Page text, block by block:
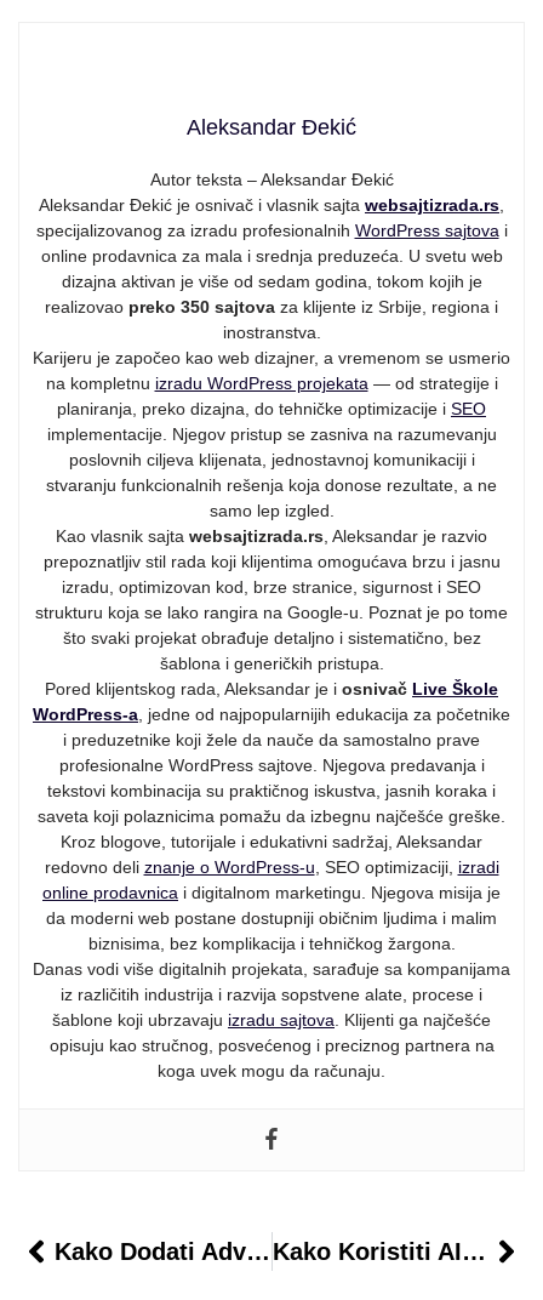
Aleksandar Đekić
Autor teksta – Aleksandar Đekić
Aleksandar Đekić je osnivač i vlasnik sajta websajtizrada.rs
specijalizovanog za izradu profesionalnih WordPress sajtova i
online prodavnica za mala i srednja preduzeća. U svetu web
dizajna aktivan je više od sedam godina, tokom kojih je
realizovao preko 350 sajtova za klijente iz Srbije, regiona i
inostranstva.
Karijeru je započeo kao web dizajner, a vremenom se usmerio
na kompletnu izradu WordPress projekata — od strategije i
planiranja, preko dizajna, do tehničke optimizacije i SEO
implementacije. Njegov pristup se zasniva na razumevanju
poslovnih ciljeva klijenata, jednostavnoj komunikaciji i
stvaranju funkcionalnih rešenja koja donose rezultate, a ne
samo lep izgled.
Kao vlasnik sajta websajtizrada.rs , Aleksandar je razvio
prepoznatljiv stil rada koji klijentima omogućava brzu i jasnu
izradu, optimizovan kod, brze stranice, sigurnost i SEO
strukturu koja se lako rangira na Google-u. Poznat je po tome
što svaki projekat obrađuje detaljno i sistematično, bez
šablona i generičkih pristupa.
Pored klijentskog rada, Aleksandar je i osnivač Live Škole
WordPress-a , jedne od najpopularnijih edukacija za početnike
i preduzetnike koji žele da nauče da samostalno prave
profesionalne WordPress sajtove. Njegova predavanja i
tekstovi kombinacija su praktičnog iskustva, jasnih koraka i
saveta koji polaznicima pomažu da izbegnu najčešće greške.
Kroz blogove, tutorijale i edukativni sadržaj, Aleksandar
redovno deli znanje o WordPress-u , SEO optimizaciji, izradi
online prodavnica i digitalnom marketingu. Njegova misija je
da moderni web postane dostupniji običnim ljudima i malim
biznisima, bez komplikacija i tehničkog žargona.
Danas vodi više digitalnih projekata, sarađuje sa kompanijama
iz različitih industrija i razvija sopstvene alate, procese i
šablone koji ubrzavaju izradu sajtova . Klijenti ga najčešće
opisuju kao stručnog, posvećenog i preciznog partnera na
koga uvek mogu da računaju.
Kako Dodati Advanced Search Sa Autocomplete Opcijom Kako Koristiti AI Za Pisanje Prodajnih Tekstova